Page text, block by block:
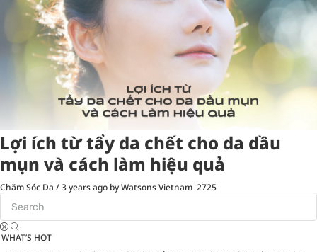
Lợi ích từ tẩy da chết cho da dầu
mụn và cách làm hiệu quả
Chăm Sóc Da /3 years ago by Watsons Vietnam 2725
WHAT’S HOT